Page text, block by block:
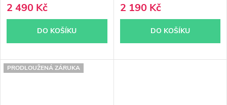
2 490 Kč
DO KOŠÍKU
2 190 Kč
DO KOŠÍKU
PRODLOUŽENÁ ZÁRUKA